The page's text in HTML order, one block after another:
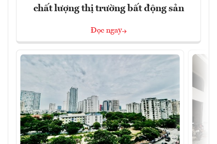
chất lượng thị trường bất động sản
Đọc ngay